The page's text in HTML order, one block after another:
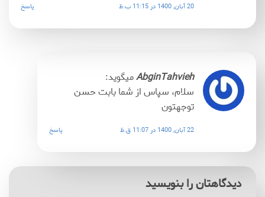
20 آبان, 1400 در 11:15 ب.ظ پاسخ
AbginTahviehمیگوید:
سلام، سپاس از شما بابت حسن
توجهتون
22 آبان, 1400 در 11:07 ق.ظ پاسخ
دیدگاهتان را بنویسید